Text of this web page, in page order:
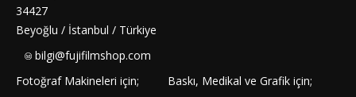
34427
Beyoğlu / İstanbul / Türkiye
bilgi@fujifilmshop.com
Fotoğraf Makineleri için;
Baskı, Medikal ve Grafik için;